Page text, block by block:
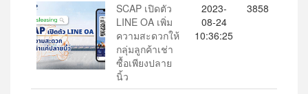
SCAP เปิดตัว
LINE OA เพิ่ม
ความสะดวกให้
กลุ่มลูกค้าเช่า
ซื้อเพียงปลาย
นิ้ว
2023-
08-24
10:36:25
3858